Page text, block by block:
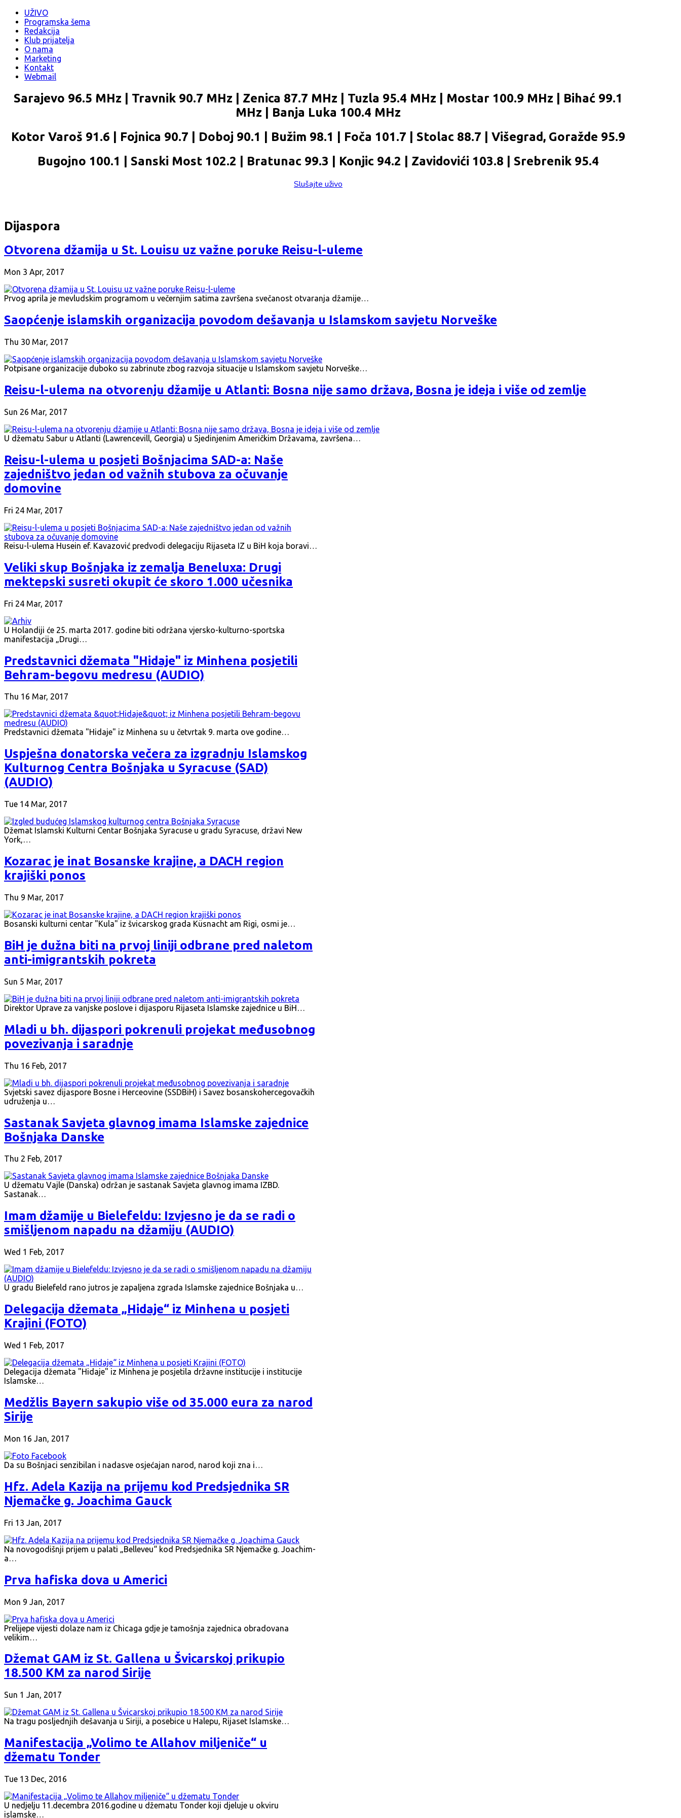
UŽIVO
Programska šema
Redakcija
Klub prijatelja
O nama
Marketing
Kontakt
Webmail
Sarajevo 96.5 MHz | Travnik 90.7 MHz | Zenica 87.7 MHz | Tuzla 95.4 MHz | Mostar 100.9 MHz | Bihać 99.1
MHz | Banja Luka 100.4 MHz
Kotor Varoš 91.6 | Fojnica 90.7 | Doboj 90.1 | Bužim 98.1 | Foča 101.7 | Stolac 88.7 | Višegrad, Goražde 95.9
Bugojno 100.1 | Sanski Most 102.2 | Bratunac 99.3 | Konjic 94.2 | Zavidovići 103.8 | Srebrenik 95.4
Slušajte uživo
Dijaspora
Otvorena džamija u St. Louisu uz važne poruke Reisu-l-uleme
Mon 3 Apr, 2017
Prvog aprila je mevludskim programom u večernjim satima završena svečanost otvaranja džamije…
Saopćenje islamskih organizacija povodom dešavanja u Islamskom savjetu Norveške
Thu 30 Mar, 2017
Potpisane organizacije duboko su zabrinute zbog razvoja situacije u Islamskom savjetu Norveške…
Reisu-l-ulema na otvorenju džamije u Atlanti: Bosna nije samo država, Bosna je ideja i više od zemlje
Sun 26 Mar, 2017
U džematu Sabur u Atlanti (Lawrencevill, Georgia) u Sjedinjenim Američkim Državama, završena…
Reisu-l-ulema u posjeti Bošnjacima SAD-a: Naše
zajedništvo jedan od važnih stubova za očuvanje
domovine
Fri 24 Mar, 2017
Reisu-l-ulema Husein ef. Kavazović predvodi delegaciju Rijaseta IZ u BiH koja boravi…
Veliki skup Bošnjaka iz zemalja Beneluxa: Drugi
mektepski susreti okupit će skoro 1.000 učesnika
Fri 24 Mar, 2017
U Holandiji će 25. marta 2017. godine biti održana vjersko-kulturno-sportska
manifestacija „Drugi…
Predstavnici džemata "Hidaje" iz Minhena posjetili
Behram-begovu medresu (AUDIO)
Thu 16 Mar, 2017
Predstavnici džemata "Hidaje" iz Minhena su u četvrtak 9. marta ove godine…
Uspješna donatorska večera za izgradnju Islamskog
Kulturnog Centra Bošnjaka u Syracuse (SAD)
(AUDIO)
Tue 14 Mar, 2017
Džemat Islamski Kulturni Centar Bošnjaka Syracuse u gradu Syracuse, državi New
York,…
Kozarac je inat Bosanske krajine, a DACH region
krajiški ponos
Thu 9 Mar, 2017
Bosanski kulturni centar "Kula" iz švicarskog grada Küsnacht am Rigi, osmi je…
BiH je dužna biti na prvoj liniji odbrane pred naletom
anti-imigrantskih pokreta
Sun 5 Mar, 2017
Direktor Uprave za vanjske poslove i dijasporu Rijaseta Islamske zajednice u BiH…
Mladi u bh. dijaspori pokrenuli projekat međusobnog
povezivanja i saradnje
Thu 16 Feb, 2017
Svjetski savez dijaspore Bosne i Herceovine (SSDBiH) i Savez bosanskohercegovačkih
udruženja u…
Sastanak Savjeta glavnog imama Islamske zajednice
Bošnjaka Danske
Thu 2 Feb, 2017
U džematu Vajle (Danska) održan je sastanak Savjeta glavnog imama IZBD.
Sastanak…
Imam džamije u Bielefeldu: Izvjesno je da se radi o
smišljenom napadu na džamiju (AUDIO)
Wed 1 Feb, 2017
U gradu Bielefeld rano jutros je zapaljena zgrada Islamske zajednice Bošnjaka u…
Delegacija džemata „Hidaje“ iz Minhena u posjeti
Krajini (FOTO)
Wed 1 Feb, 2017
Delegacija džemata "Hidaje" iz Minhena je posjetila državne institucije i institucije
Islamske…
Medžlis Bayern sakupio više od 35.000 eura za narod
Sirije
Mon 16 Jan, 2017
Da su Bošnjaci senzibilan i nadasve osjećajan narod, narod koji zna i…
Hfz. Adela Kazija na prijemu kod Predsjednika SR
Njemačke g. Joachima Gauck
Fri 13 Jan, 2017
Na novogodišnji prijem u palati „Belleveu“ kod Predsjednika SR Njemačke g. Joachim-
a…
Prva hafiska dova u Americi
Mon 9 Jan, 2017
Prelijepe vijesti dolaze nam iz Chicaga gdje je tamošnja zajednica obradovana
velikim…
Džemat GAM iz St. Gallena u Švicarskoj prikupio
18.500 KM za narod Sirije
Sun 1 Jan, 2017
Na tragu posljednjih dešavanja u Siriji, a posebice u Halepu, Rijaset Islamske…
Manifestacija „Volimo te Allahov miljeniče“ u
džematu Tonder
Tue 13 Dec, 2016
U nedjelju 11.decembra 2016.godine u džematu Tonder koji djeluje u okviru
islamske…